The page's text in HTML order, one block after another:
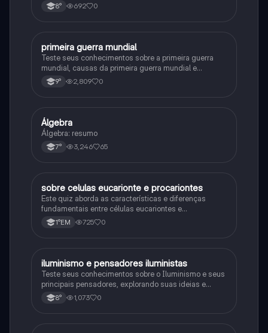
8° 692 0
História
primeira guerra mundial
Teste seus conhecimentos sobre a primeira guerra
mundial, causas da primeira guerra mundial e
consequências da Primeira Guerra Mundial, fases da
primeira guerra mundial
9° 2,809 0
Matematica
Álgebra
Álgebra: resumo
7° 3,246 65
Biologia
sobre celulas eucarionte e procariontes
Este quiz aborda as características e diferenças
fundamentais entre células eucariontes e
procariontes.
1°EM 725 0
História
iluminismo e pensadores iluministas
Teste seus conhecimentos sobre o Iluminismo e seus
principais pensadores, explorando suas ideias e
impacto histórico.
8° 1,073 0